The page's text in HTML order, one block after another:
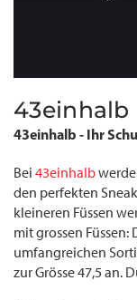
43einhalb
43einhalb - Ihr
Bei 43einhalb
den perfekten
kleineren Füssen
mit grossen
umfangreichen
zur Grösse 47,5 an.